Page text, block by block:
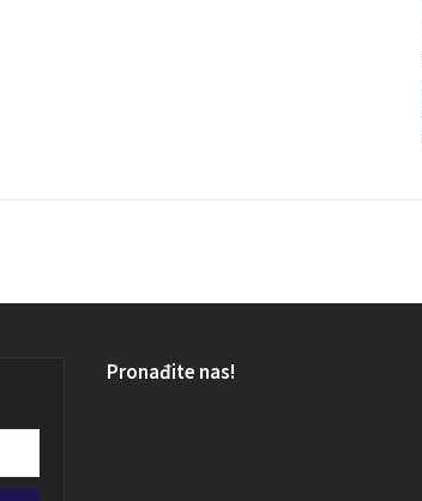
Pronađite nas!